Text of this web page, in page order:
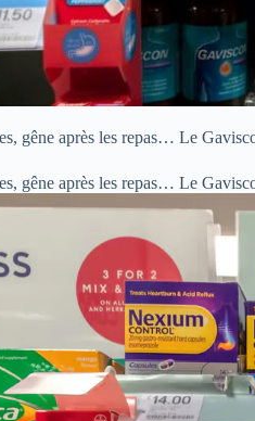
gêne après les repas… Le
gêne après les repas… Le